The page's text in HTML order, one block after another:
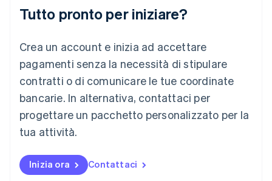
Tutto pronto per iniziare?
Crea un account e inizia ad accettare
pagamenti senza la necessità di stipulare
contratti o di comunicare le tue coordinate
bancarie. In alternativa, contattaci per
progettare un pacchetto personalizzato per la
tua attività.
Inizia ora Contattaci
Lettonia
English
DeutschEnglish
Lituania
Français DeutschEnglish
Malaysia
English 简体中文
Malta
Messico
EspañolEnglish